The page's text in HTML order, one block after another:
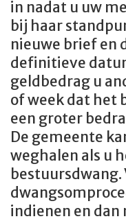
in nadat u uw
bij haar
nieuwe brief en
definitieve
geldbedrag u
of week dat het
een groter
De gemeente
weghalen als u
bestuursdwang.
indienen en dan